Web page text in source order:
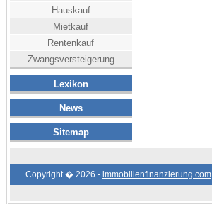
Hauskauf
Mietkauf
Rentenkauf
Zwangsversteigerung
Lexikon
News
Sitemap
Copyright � 2026 - immobilienfinanzierung.com